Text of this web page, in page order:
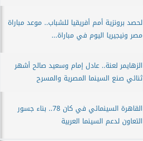
لحصد برونزية أمم أفريقيا للشباب.. موعد مباراة
مصر ونيجيريا اليوم في مباراة...
الزهايمر لعنة.. عادل إمام وسعيد صالح أشهر
ثنائي صنع السينما المصرية والمسرح
القاهرة السينمائي في كان 78.. بناء جسور
التعاون لدعم السينما العربية